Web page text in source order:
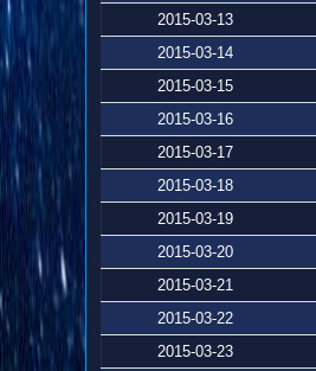
2015-03-13
2015-03-14
2015-03-15
2015-03-16
2015-03-17
2015-03-18
2015-03-19
2015-03-20
2015-03-21
2015-03-22
2015-03-23